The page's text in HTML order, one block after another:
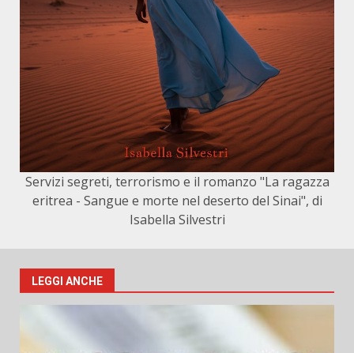
Servizi segreti, terrorismo e il romanzo "La ragazza
eritrea - Sangue e morte nel deserto del Sinai", di
Isabella Silvestri
LEGGI ANCHE